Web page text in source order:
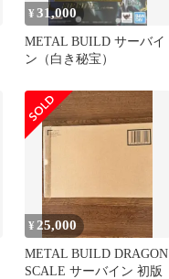
¥31,000
METAL BUILD サーバイ
ン（白き秘宝）
¥ 25,000
METAL BUILD DRAGON
SCALE サーバイン 初版